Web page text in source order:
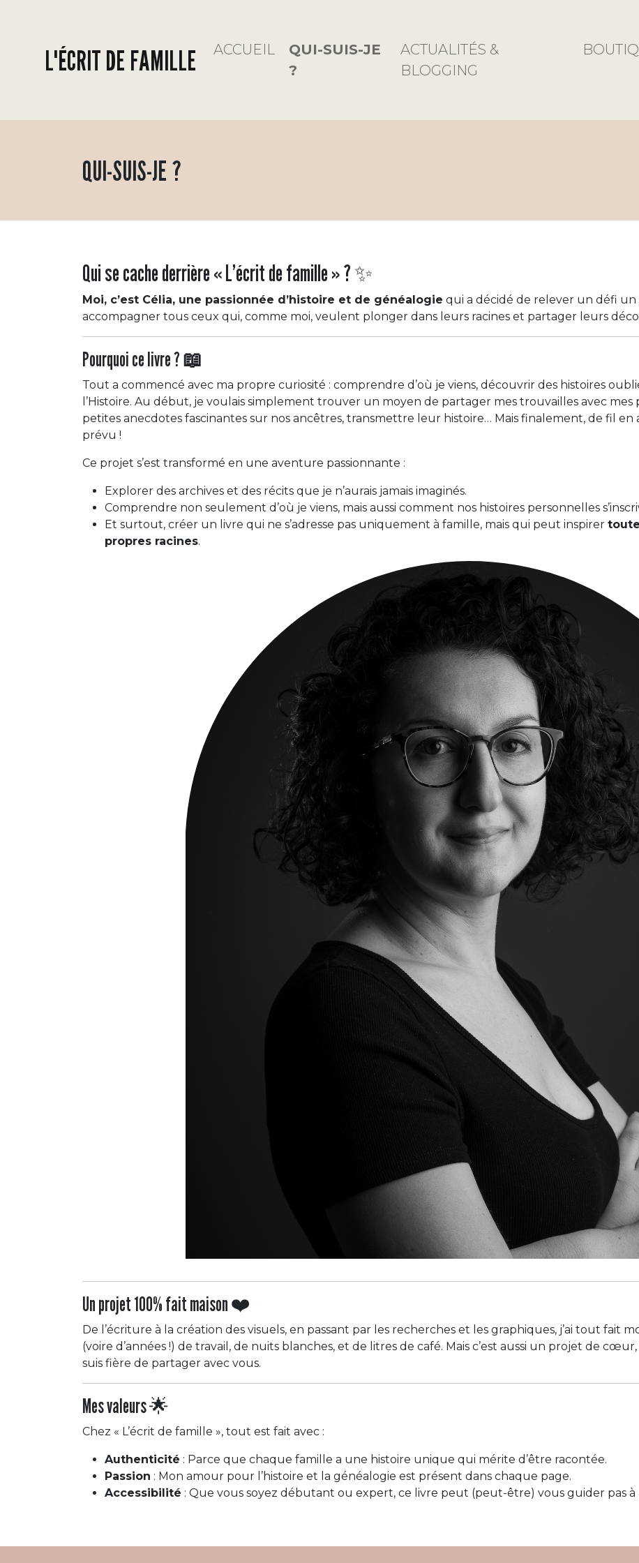
L'ÉCRIT DE FAMILLE ACCUEIL
QUI-SUIS-JE
?
ACTUALITÉS &
BLOGGING
QUI-SUIS-JE ?
Qui se cache derrière « L’écrit de famille » ? ✨
Moi, c’est Célia, une passionnée d’histoire et de généalogie qui a décidé de relever un défi
accompagner tous ceux qui, comme moi, veulent plonger dans leurs racines et partager leurs
Pourquoi ce livre ?📖
Tout a commencé avec ma propre curiosité : comprendre d’où je viens, découvrir des histoires
l’Histoire. Au début, je voulais simplement trouver un moyen de partager mes trouvailles avec mes
petites anecdotes fascinantes sur nos ancêtres, transmettre leur histoire… Mais finalement, de fil en
prévu !
Ce projet s’est transformé en une aventure passionnante :
Explorer des archives et des récits que je n’aurais jamais imaginés.
Comprendre non seulement d’où je viens, mais aussi comment nos histoires personnelles
Et surtout, créer un livre qui ne s’adresse pas uniquement à famille, mais qui peut inspirer
propres racines.
Un projet 100% fait maison ❤️
De l’écriture à la création des visuels, en passant par les recherches et les graphiques, j’ai tout fait
(voire d’années !) de travail, de nuits blanches, et de litres de café. Mais c’est aussi un projet de
suis fière de partager avec vous.
Mes valeurs 🌟
Chez « L’écrit de famille », tout est fait avec :
Authenticité : Parce que chaque famille a une histoire unique qui mérite d’être racontée.
Passion : Mon amour pour l’histoire et la généalogie est présent dans chaque page.
Accessibilité : Que vous soyez débutant ou expert, ce livre peut (peut-être) vous guider pas à